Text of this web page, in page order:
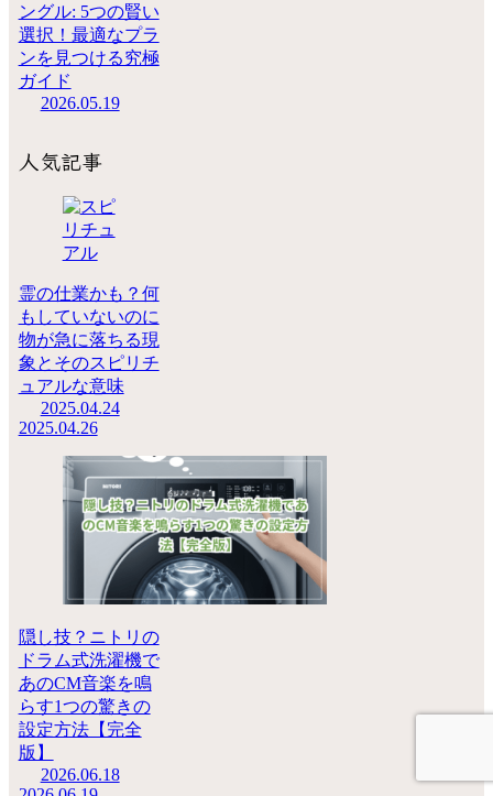
ングル: 5つの賢い
選択！最適なプラ
ンを見つける究極
ガイド
2026.05.19
人気記事
霊の仕業かも？何
もしていないのに
物が急に落ちる現
象とそのスピリチ
ュアルな意味
2025.04.24
2025.04.26
隠し技？ニトリの
ドラム式洗濯機で
あのCM音楽を鳴
らす1つの驚きの
設定方法【完全
版】
2026.06.18